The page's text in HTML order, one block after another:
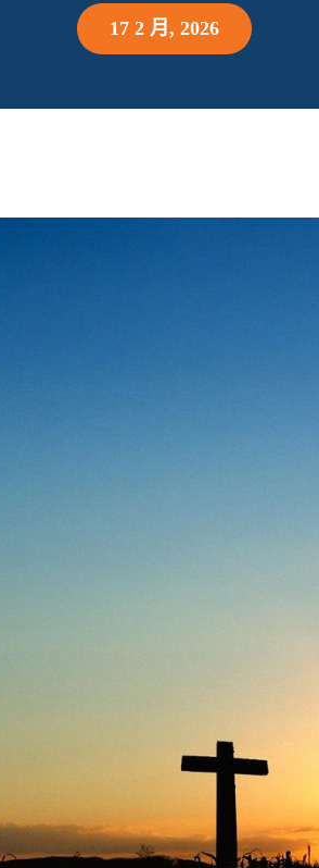
17 2 月, 2026